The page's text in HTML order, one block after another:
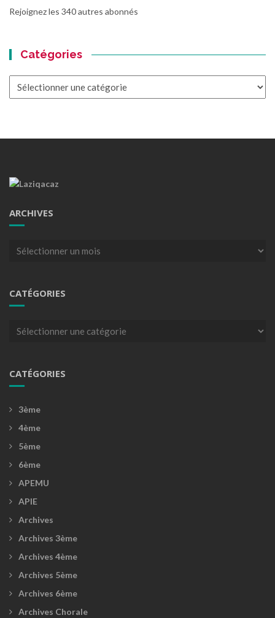
Rejoignez les 340 autres abonnés
Catégories
Catégories
ARCHIVES
Archives
CATÉGORIES
Catégories
CATÉGORIES
3ème
4ème
5ème
6ème
APEMU
APIE
Archives
Archives 3ème
Archives 4ème
Archives 5ème
Archives 6ème
Archives Chorale